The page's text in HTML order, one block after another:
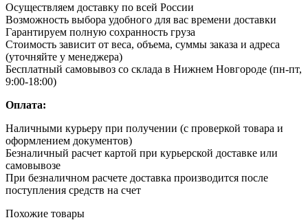
Осуществляем доставку по всей России
Возможность выбора удобного для вас времени доставки
Гарантируем полную сохранность груза
Стоимость зависит от веса, объема, суммы заказа и адреса
(уточняйте у менеджера)
Бесплатный самовывоз со склада в Нижнем Новгороде (пн-пт,
9:00-18:00)
Оплата:
Наличными курьеру при получении (с проверкой товара и
оформлением документов)
Безналичный расчет картой при курьерской доставке или
самовывозе
При безналичном расчете доставка производится после
поступления средств на счет
Похожие товары